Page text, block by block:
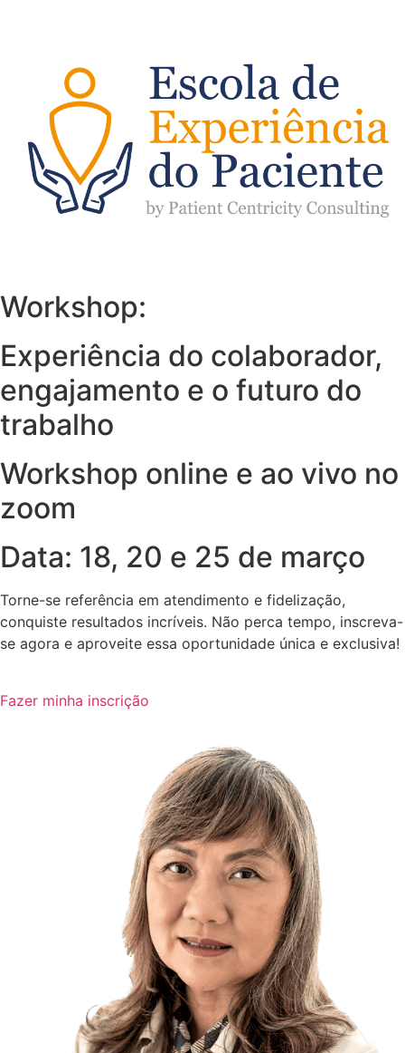
Workshop:
Experiência do colaborador,
engajamento e o futuro do
trabalho
Workshop online e ao vivo no
zoom
Data: 18, 20 e 25 de março
Torne-se referência em atendimento e fidelização,
conquiste resultados incríveis. Não perca tempo, inscreva-
se agora e aproveite essa oportunidade única e exclusiva!
Fazer minha inscrição